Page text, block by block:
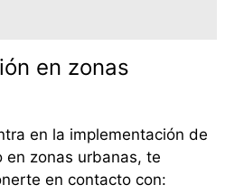
en zonas
en la implementación de
en zonas urbanas, te
en contacto con: